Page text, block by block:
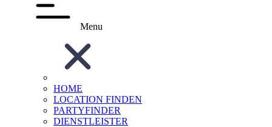
Menu
HOME
LOCATION FINDEN
PARTYFINDER
DIENSTLEISTER